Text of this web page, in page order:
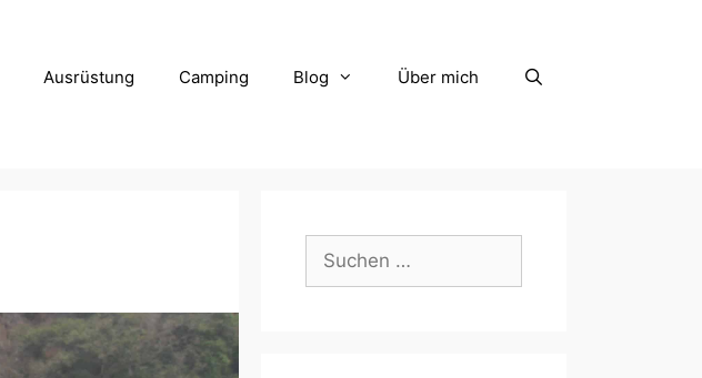
Ausrüstung Camping Blog Über mich
Suchen
nach: